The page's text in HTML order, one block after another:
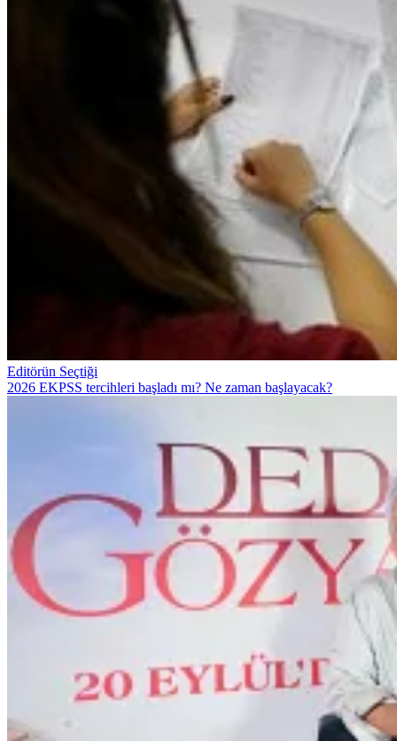
Editörün Seçtiği
2026 EKPSS tercihleri başladı mı? Ne zaman başlayacak?